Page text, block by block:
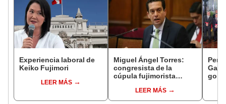
Experiencia laboral de
Keiko Fujimori
LEER MÁS
Miguel Ángel Torres:
congresista de la
cúpula fujimorista
del SenadoLEER MÁS